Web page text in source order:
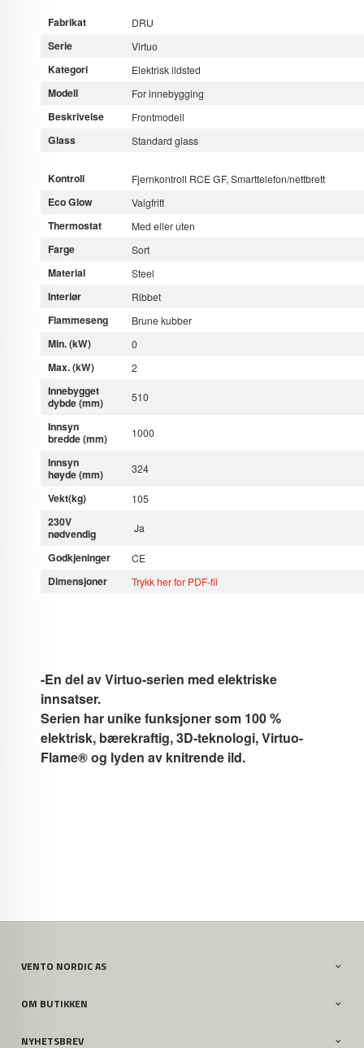
Fabrikat DRU
Serie Virtuo
Kategori Elektrisk ildsted
Modell For innebygging
Beskrivelse Frontmodell
Glass Standard glass
Kontroll Fjernkontroll RCE GF, Smarttelefon/nettbrett
Eco Glow Valgfritt
Thermostat Med eller uten
Farge Sort
Material Steel
Interiør Ribbet
Flammeseng Brune kubber
Min. (kW) 0
Max. (kW) 2
Innebygget
dybde (mm)
510
Innsyn
bredde (mm)
1000
Innsyn
høyde (mm)
324
Vekt(kg) 105
230V
nødvendig
Ja
Godkjeninger CE
Dimensjoner Trykk her for PDF-fil
-En del av Virtuo-serien med elektriske
innsatser.
Serien har unike funksjoner som 100 %
elektrisk, bærekraftig, 3D-teknologi, Virtuo-
Flame® og lyden av knitrende ild.
VENTO NORDIC AS
OM BUTIKKEN
NYHETSBREV